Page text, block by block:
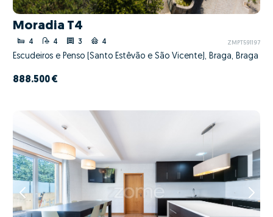
Moradia T4
4 4 3 4 ZMPT591197
Escudeiros e Penso (Santo Estêvão e São Vicente), Braga, Braga
888.500 €